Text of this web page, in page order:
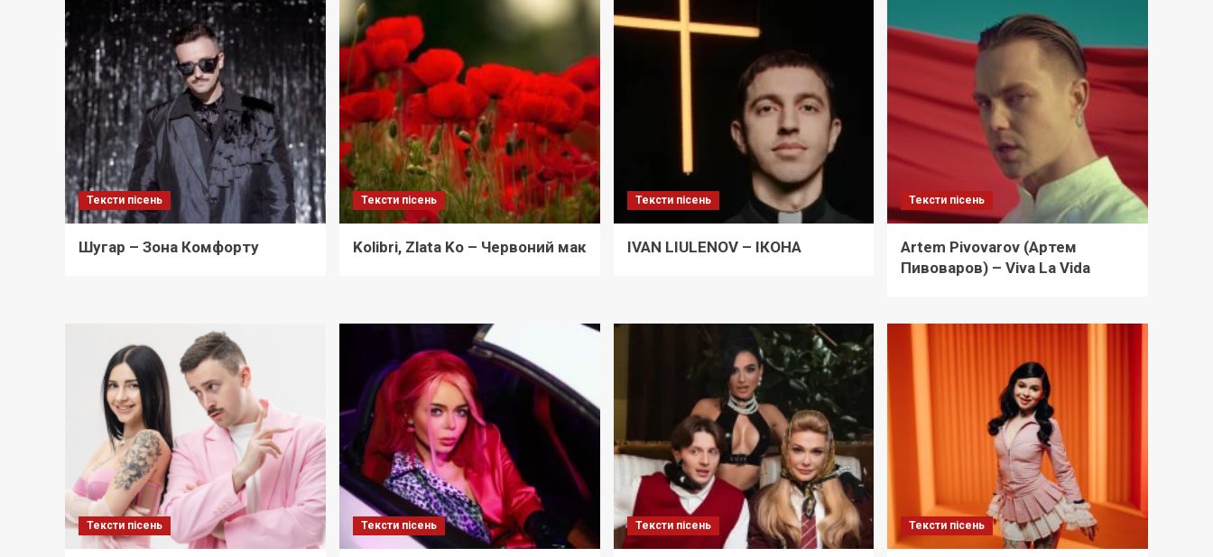
Тексти пісень
Шугар – Зона Комфорту
Тексти пісень
Kolibri, Zlata Ko – Червоний мак
Тексти пісень
IVAN LIULENOV – ІКОНА
Тексти пісень
Artem Pivovarov (Артем
Пивоваров) – Viva La Vida
Тексти пісень Тексти пісень Тексти пісень Тексти пісень